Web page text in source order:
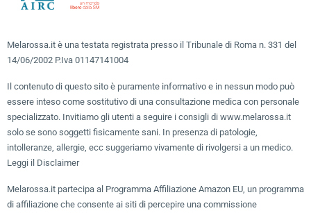
Melarossa.it è una testata registrata presso il Tribunale di Roma n. 331 del
14/06/2002 P.Iva 01147141004
Il contenuto di questo sito è puramente informativo e in nessun modo può
essere inteso come sostitutivo di una consultazione medica con personale
specializzato. Invitiamo gli utenti a seguire i consigli di www.melarossa.it
solo se sono soggetti fisicamente sani. In presenza di patologie,
intolleranze, allergie, ecc suggeriamo vivamente di rivolgersi a un medico.
Leggi il Disclaimer
Melarossa.it partecipa al Programma Affiliazione Amazon EU, un programma
di affiliazione che consente ai siti di percepire una commissione